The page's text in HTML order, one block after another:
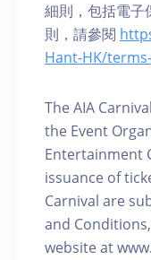
細則，包括電子
則，請參閱
Hant-HK/
The AIA
the Event
Entertainment
issuance of
Carnival are
and
website at